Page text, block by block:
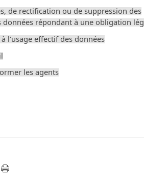
de rectification ou de suppression des
répondant à une obligation
l'usage effectif des données
les agents